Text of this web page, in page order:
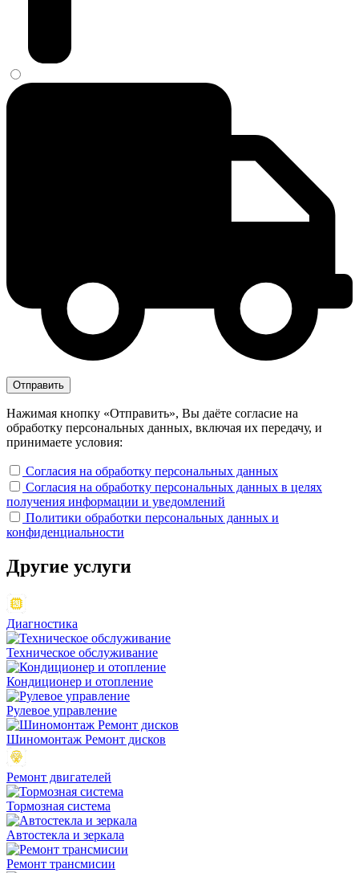
Нажимая кнопку «Отправить», Вы даёте согласие на
обработку персональных данных, включая их передачу, и
принимаете условия:
Согласия на обработку персональных данных
Согласия на обработку персональных данных в целях
получения информации и уведомлений
Политики обработки персональных данных и
конфиденциальности
Другие услуги
Диагностика
Техническое обслуживание
Кондиционер и отопление
Рулевое управление
Шиномонтаж Ремонт дисков
Ремонт двигателей
Тормозная система
Автостекла и зеркала
Ремонт трансмисии